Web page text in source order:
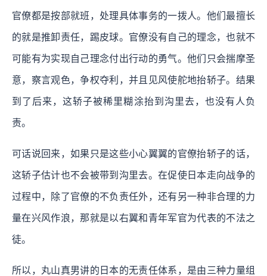
官僚都是按部就班，处理具体事务的一拨人。他们最擅长
的就是推卸责任，踢皮球。官僚没有自己的理念，也就不
可能有为实现自己理念付出行动的勇气。他们只会揣摩圣
意，察言观色，争权夺利，并且见风使舵地抬轿子。结果
到了后来，这轿子被稀里糊涂抬到沟里去，也没有人负
责。
可话说回来，如果只是这些小心翼翼的官僚抬轿子的话，
这轿子估计也不会被带到沟里去。在促使日本走向战争的
过程中，除了官僚的不负责任外，还有另一种非合理的力
量在兴风作浪，那就是以右翼和青年军官为代表的不法之
徒。
所以，丸山真男讲的日本的无责任体系，是由三种力量组